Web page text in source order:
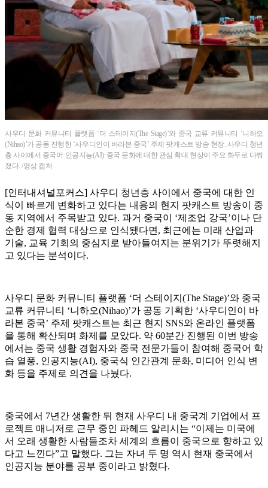
사우디 문화 커뮤니티 플랫폼 ‘더 스테이지(The Stage)’와 중국 교류 커뮤니티 ‘니하오
(Nihao)’가 공동 진행한 ‘사우디인이 바라본 중국’ 주제 팟캐스트 방송 현장. 사우디 청년
층 사이에서 중국어·인공지능(AI)·중국 문화에 대한 관심 확대 현상이 주요 화두로 다뤄
졌다. /영상 캡처
[인터내셔널포커스] 사우디 청년층 사이에서 중국에 대한 인
식이 빠르게 변화하고 있다는 내용의 현지 팟캐스트 방송이 중
동 지역에서 주목받고 있다. 과거 중국이 ‘제조업 강국’이나 단
순한 경제 협력 대상으로 인식됐다면, 최근에는 미래 산업과
기술, 교육 기회의 중심지로 받아들여지는 분위기가 뚜렷해지
고 있다는 분석이다.
사우디 문화 커뮤니티 플랫폼 ‘더 스테이지(The Stage)’와 중국
교류 커뮤니티 ‘니하오(Nihao)’가 공동 기획한 ‘사우디인이 바
라본 중국’ 주제 팟캐스트는 최근 현지 SNS와 온라인 플랫폼
을 통해 확산되며 화제를 모았다. 약 60분간 진행된 이번 방송
에서는 중국 생활 경험자와 중국 전문가들이 참여해 중국어 학
습 열풍, 인공지능(AI), 중국식 인간관계 문화, 미디어 인식 변
화 등을 주제로 의견을 나눴다.
중국에서 7년간 생활한 뒤 현재 사우디 내 중국계 기업에서 프
로젝트 매니저로 근무 중인 파헤드 알리시는 “이제는 미국에
서 오래 생활한 사람들조차 세계의 흐름이 중국으로 향하고 있
다고 느낀다”고 말했다. 그는 자녀 두 명 역시 현재 중국에서
인공지능 분야를 공부 중이라고 밝혔다.